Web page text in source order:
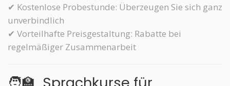
✔ Kostenlose Probestunde: Überzeugen Sie sich ganz
unverbindlich
✔ Vorteilhafte Preisgestaltung: Rabatte bei
regelmäßiger Zusammenarbeit